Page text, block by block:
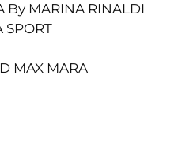
By MARINA RINALDI
SPORT
MAX MARA